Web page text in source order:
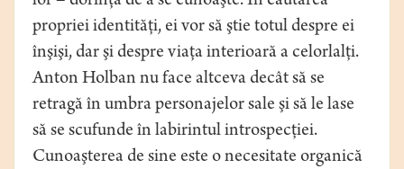
propriei identităţi, ei vor să ştie totul despre ei
înşişi, dar şi despre viaţa interioară a celorlalţi.
Anton Holban nu face altceva decât să se
retragă în umbra personajelor sale şi să le lase
să se scufunde în labirintul introspecţiei.
Cunoaşterea de sine este o necesitate organică